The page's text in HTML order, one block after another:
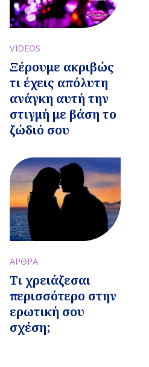
VIDEOS
Ξέρουμε ακριβώς
τι έχεις απόλυτη
ανάγκη αυτή την
στιγμή με βάση το
ζώδιό σου
ΑΡΘΡΑ
Τι χρειάζεσαι
περισσότερο στην
ερωτική σου
σχέση;